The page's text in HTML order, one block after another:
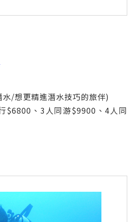
/想更精進潛水技巧的旅伴)
$6800、3人同游$9900、4人同